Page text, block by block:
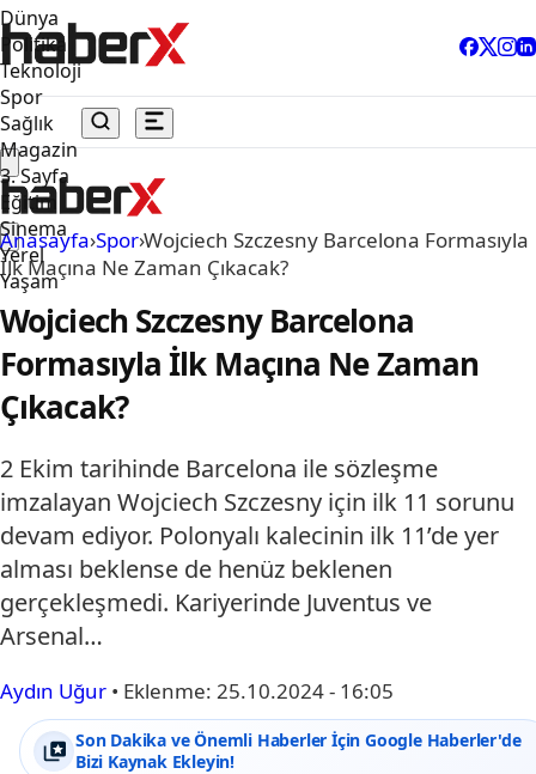
Dünya
Politika
Teknoloji
Spor
Sağlık
Magazin
3. Sayfa
Eğitim
Sinema
Yerel
Yaşam
Anasayfa›Spor›Wojciech Szczesny Barcelona Formasıyla
İlk Maçına Ne Zaman Çıkacak?
Wojciech Szczesny Barcelona
Formasıyla İlk Maçına Ne Zaman
Çıkacak?
2 Ekim tarihinde Barcelona ile sözleşme
imzalayan Wojciech Szczesny için ilk 11 sorunu
devam ediyor. Polonyalı kalecinin ilk 11’de yer
alması beklense de henüz beklenen
gerçekleşmedi. Kariyerinde Juventus ve
Arsenal…
Aydın Uğur • Eklenme: 25.10.2024 - 16:05
Son Dakika ve Önemli Haberler İçin Google Haberler'de
Bizi Kaynak Ekleyin!